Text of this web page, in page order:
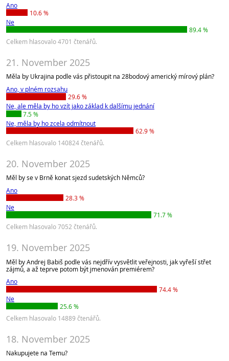
Ano
10.6 %
Ne
89.4 %
Celkem hlasovalo 4701 čtenářů.
21. November 2025
Měla by Ukrajina podle vás přistoupit na 28bodový americký mírový plán?
Ano, v plném rozsahu
29.6 %
Ne, ale měla by ho vzít jako základ k dalšímu jednání
7.5 %
Ne, měla by ho zcela odmítnout
62.9 %
Celkem hlasovalo 140824 čtenářů.
20. November 2025
Měl by se v Brně konat sjezd sudetských Němců?
Ano
28.3 %
Ne
71.7 %
Celkem hlasovalo 7052 čtenářů.
19. November 2025
Měl by Andrej Babiš podle vás nejdřív vysvětlit veřejnosti, jak vyřeší střet
zájmů, a až teprve potom být jmenován premiérem?
Ano
74.4 %
Ne
25.6 %
Celkem hlasovalo 14889 čtenářů.
18. November 2025
Nakupujete na Temu?